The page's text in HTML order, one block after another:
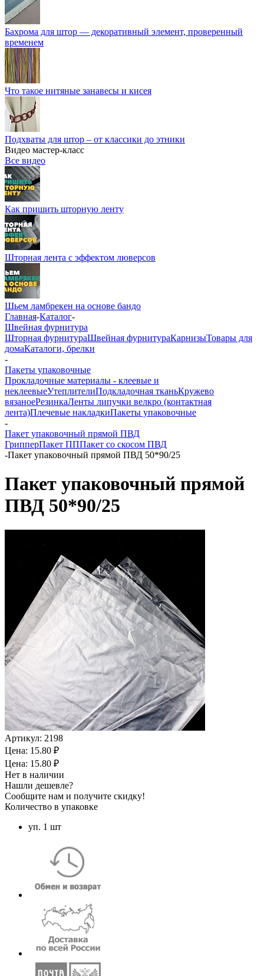
Бахрома для штор — декоративный элемент, проверенный
временем
Что такое нитяные занавесы и кисея
Подхваты для штор – от классики до этники
Видео мастер-класс
Все видео
Как пришить шторную ленту
Шторная лента с эффектом люверсов
Шьем ламбрекен на основе бандо
Главная-Каталог-
Швейная фурнитура
Шторная фурнитураШвейная фурнитураКарнизыТовары для
домаКаталоги, брелки
-
Пакеты упаковочные
Прокладочные материалы - клеевые и
неклеевыеУтеплителиПодкладочная тканьКружево
вязаноеРезинкаЛенты липучки велкро (контактная
лента)Плечевые накладкиПакеты упаковочные
-
Пакет упаковочный прямой ПВД
ГрипперПакет ПППакет со скосом ПВД
-Пакет упаковочный прямой ПВД 50*90/25
Пакет упаковочный прямой
ПВД 50*90/25
Артикул: 2198
Цена: 15.80 ₽
Цена: 15.80 ₽
Нет в наличии
Нашли дешевле?
Сообщите нам и получите скидку!
Количество в упаковке
уп. 1 шт